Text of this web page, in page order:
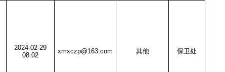
2024-02-29
08:02
xmxczp@163.com 其他 保卫处